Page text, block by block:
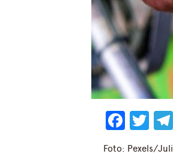
Foto: Pexels/